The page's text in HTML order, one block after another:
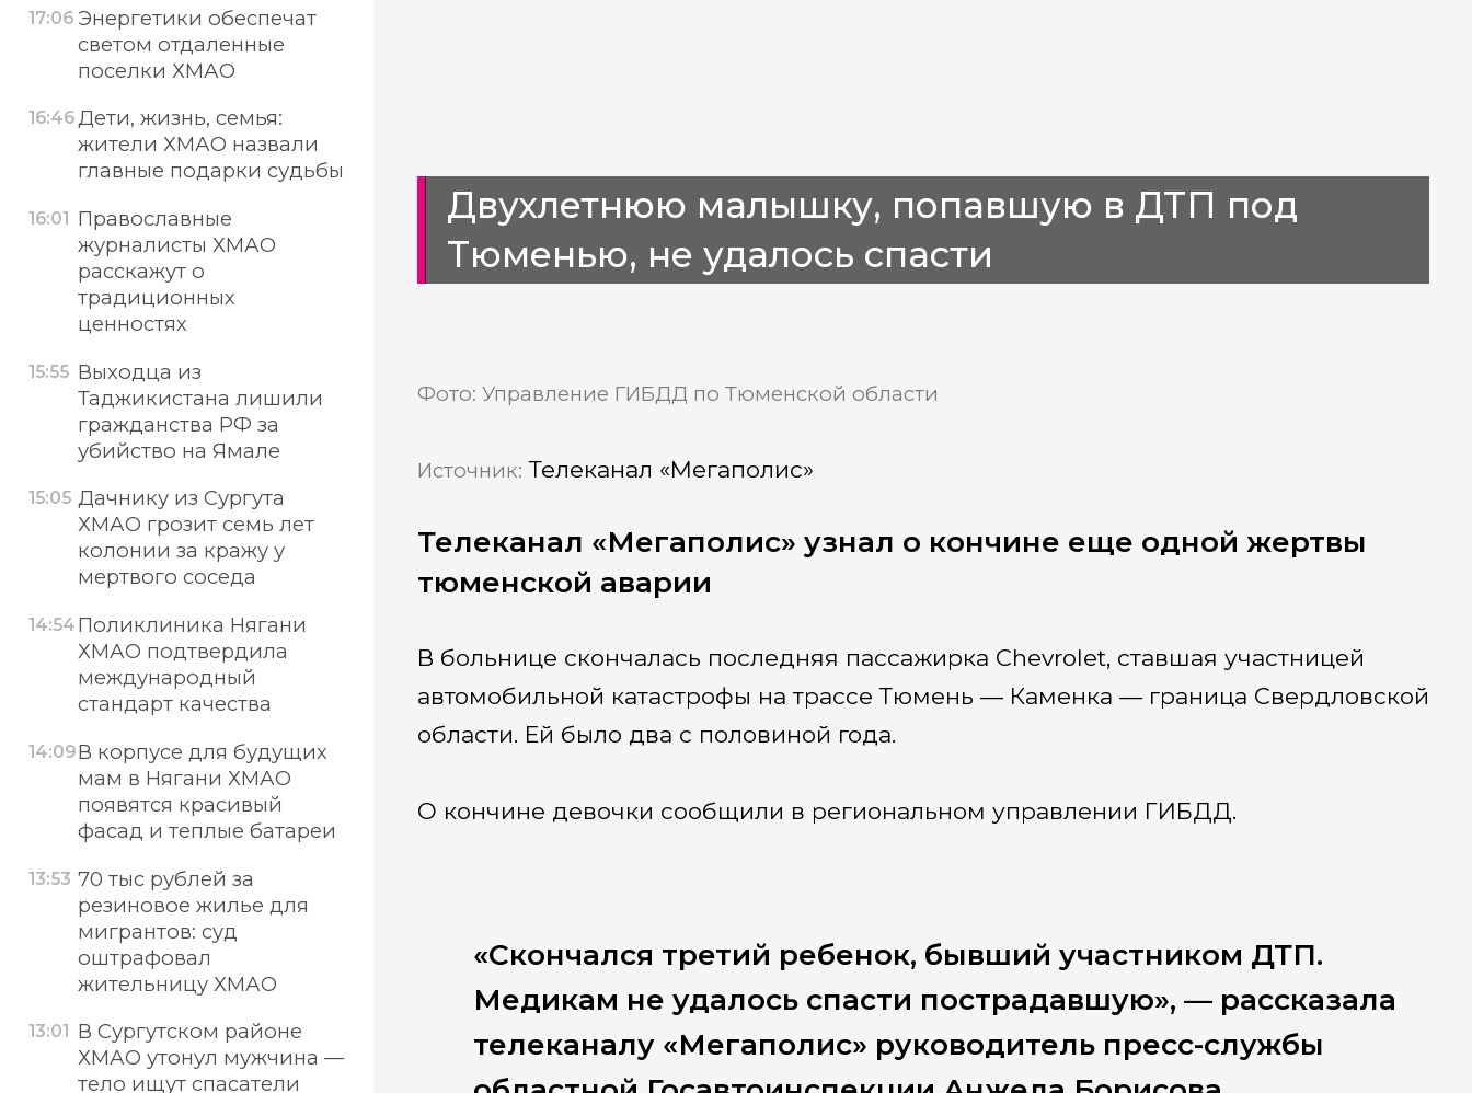
Двухлетнюю малышку, попавшую в ДТП под
Тюменью, не удалось спасти
Фото: Управление ГИБДД по Тюменской области
Источник: Телеканал «Мегаполис»
Телеканал «Мегаполис» узнал о кончине еще одной жертвы
тюменской аварии
В больнице скончалась последняя пассажирка Chevrolet, ставшая участницей
автомобильной катастрофы на трассе Тюмень — Каменка — граница Свердловской
области. Ей было два с половиной года.
О кончине девочки сообщили в региональном управлении ГИБДД.
«Скончался третий ребенок, бывший участником ДТП.
Медикам не удалось спасти пострадавшую», — рассказала
телеканалу «Мегаполис» руководитель пресс-службы
17:06 Энергетики обеспечат
светом отдаленные
поселки ХМАО
16:46Дети, жизнь, семья:
жители ХМАО назвали
главные подарки судьбы
16:01 Православные
журналисты ХМАО
расскажут о
традиционных
ценностях
15:55 Выходца из
Таджикистана лишили
гражданства РФ за
убийство на Ямале
15:05 Дачнику из Сургута
ХМАО грозит семь лет
колонии за кражу у
мертвого соседа
14:54 Поликлиника Нягани
ХМАО подтвердила
международный
стандарт качества
14:09В корпусе для будущих
мам в Нягани ХМАО
появятся красивый
фасад и теплые батареи
13:53 70 тыс рублей за
резиновое жилье для
мигрантов: суд
оштрафовал
жительницу ХМАО
13:01
В Сургутском районе
ХМАО утонул мужчина —
тело ищут спасатели